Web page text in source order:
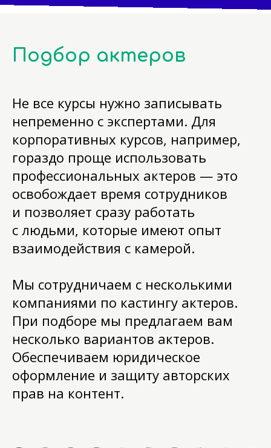
Подбор актеров
Не все курсы нужно записывать
непременно с экспертами. Для
корпоративных курсов, например,
гораздо проще использовать
профессиональных актеров — это
освобождает время сотрудников
и позволяет сразу работать
с людьми, которые имеют опыт
взаимодействия с камерой.
Мы сотрудничаем с несколькими
компаниями по кастингу актеров.
При подборе мы предлагаем вам
несколько вариантов актеров.
Обеспечиваем юридическое
оформление и защиту авторских
прав на контент.